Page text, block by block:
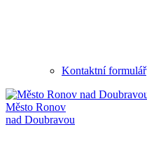
Kontaktní formulář
Město Ronov
nad Doubravou